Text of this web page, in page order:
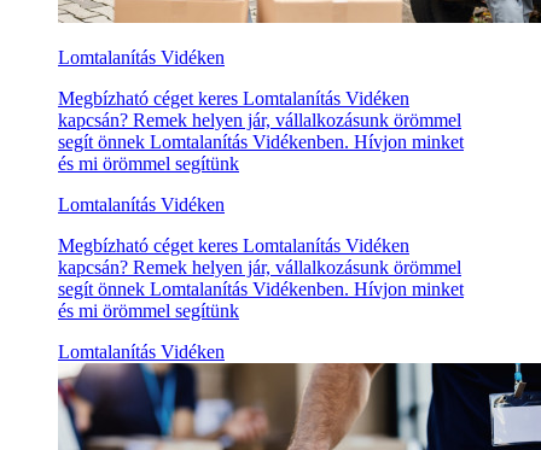
Lomtalanítás Vidéken
Megbízható céget keres Lomtalanítás Vidéken
kapcsán? Remek helyen jár, vállalkozásunk örömmel
segít önnek Lomtalanítás Vidékenben. Hívjon minket
és mi örömmel segítünk
Lomtalanítás Vidéken
Megbízható céget keres Lomtalanítás Vidéken
kapcsán? Remek helyen jár, vállalkozásunk örömmel
segít önnek Lomtalanítás Vidékenben. Hívjon minket
és mi örömmel segítünk
Lomtalanítás Vidéken